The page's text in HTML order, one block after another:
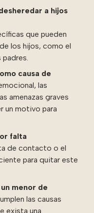
a hijos
que pueden
los hijos, como el
causa de
las
amenazas graves
un motivo para
falta
de contacto o el
para quitar este
menor de
las causas
exista una